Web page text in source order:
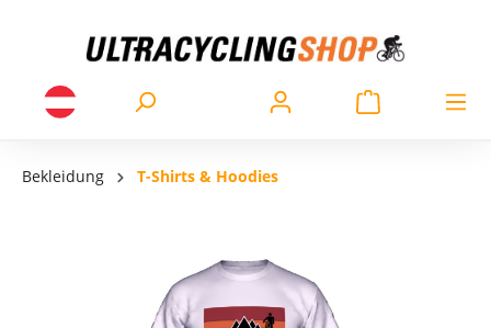
Bekleidung T-Shirts & Hoodies